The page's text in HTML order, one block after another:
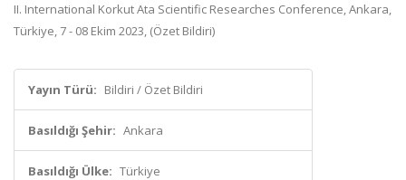
II. International Korkut Ata Scientific Researches Conference, Ankara,
Türkiye, 7 - 08 Ekim 2023, (Özet Bildiri)
Yayın Türü: Bildiri / Özet Bildiri
Basıldığı Şehir: Ankara
Basıldığı Ülke: Türkiye